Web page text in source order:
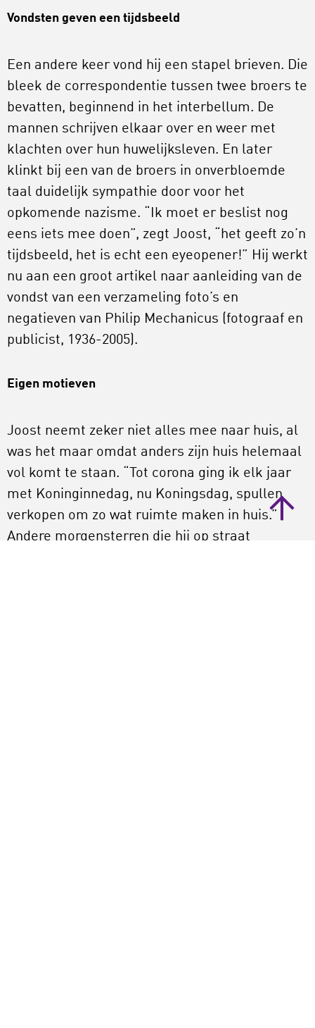
Vondsten geven een tijdsbeeld
Een andere keer vond hij een stapel brieven. Die
bleek de correspondentie tussen twee broers te
bevatten, beginnend in het interbellum. De
mannen schrijven elkaar over en weer met
klachten over hun huwelijksleven. En later
klinkt bij een van de broers in onverbloemde
taal duidelijk sympathie door voor het
opkomende nazisme. “Ik moet er beslist nog
eens iets mee doen”, zegt Joost, “het geeft zo’n
tijdsbeeld, het is echt een eyeopener!” Hij werkt
nu aan een groot artikel naar aanleiding van de
vondst van een verzameling foto’s en
negatieven van Philip Mechanicus (fotograaf en
publicist, 1936-2005).
Eigen motieven
Joost neemt zeker niet alles mee naar huis, al
was het maar omdat anders zijn huis helemaal
vol komt te staan. “Tot corona ging ik elk jaar
met Koninginnedag, nu Koningsdag, spullen
verkopen om zo wat ruimte maken in huis.”
Andere morgensterren die hij op straat